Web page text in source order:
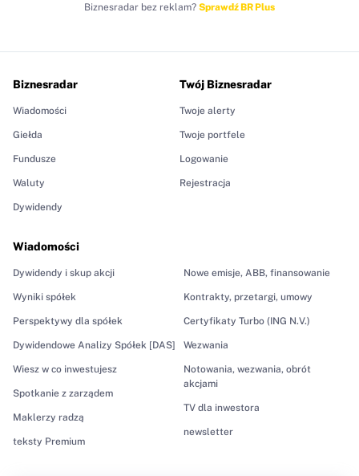
Biznesradar bez reklam? Sprawdź BR Plus
Biznesradar
Wiadomości
Giełda
Fundusze
Waluty
Dywidendy
Wiadomości
Dywidendy i skup akcji
Wyniki spółek
Perspektywy dla spółek
Dywidendowe Analizy Spółek [DAS]
Wiesz w co inwestujesz
Spotkanie z zarządem
Maklerzy radzą
teksty Premium
Nowe emisje, ABB, finansowanie
Kontrakty, przetargi, umowy
Certyfikaty Turbo (ING N.V.)
Wezwania
Notowania, wezwania, obrót
akcjami
TV dla inwestora
newsletter
Twój Biznesradar
Twoje alerty
Twoje portfele
Logowanie
Rejestracja